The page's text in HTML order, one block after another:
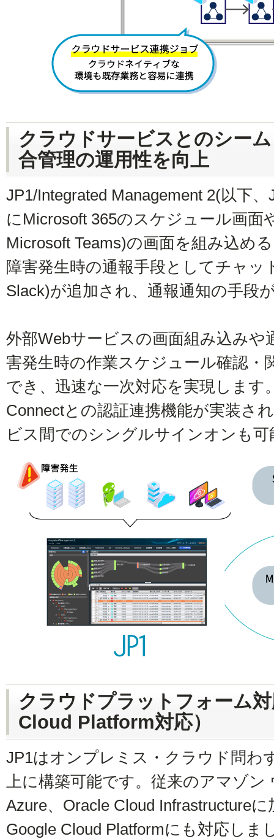
クラウドサービスとのシー
合管理の運用性を向上
JP1/Integrated Management 2(以下
にMicrosoft 365のスケジュール画面
Microsoft Teams)の画面を組み込め
障害発生時の通報手段としてチャッ
Slack)が追加され、通報通知の手段
外部Webサービスの画面組み込みや
害発生時の作業スケジュール確認・
でき、迅速な一次対応を実現します
Connectとの認証連携機能が実装さ
ビス間でのシングルサインオンも可
クラウドプラットフォーム
Cloud Platform対応）
JP1はオンプレミス・クラウド問わ
上に構築可能です。従来のアマゾ
Azure、Oracle Cloud Infrastructure
Google Cloud Platformにも対応しま